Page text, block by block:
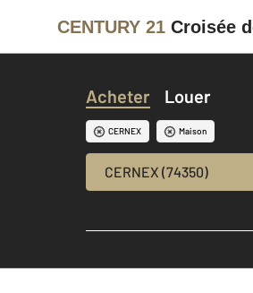
CENTURY 21 Croisée
Acheter Louer
CERNEX Maison
CERNEX (74350)